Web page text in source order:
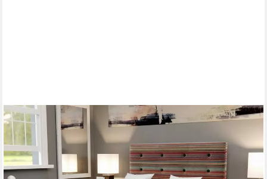
JVMOEBEL
Boxspringbett Chesterfield Bett mit Matratze und Topper im
eleganten Design (Boxspringbett 4062292147111), Made in
Europa
930,00 € UVP1.300,00 €